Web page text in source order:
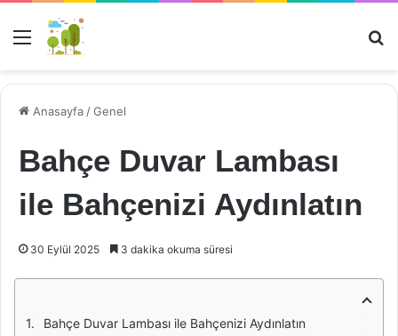
Menü
Anasayfa /Genel
Bahçe Duvar Lambası
ile Bahçenizi Aydınlatın
30 Eylül 2025 3 dakika okuma süresi
Bahçe Duvar Lambası ile Bahçenizi Aydınlatın